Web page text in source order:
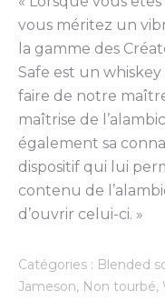
vous méritez un
la gamme des
Safe est un
faire de notre
maîtrise de
également sa
dispositif qui lui
contenu de
d’ouvrir celui-ci. »
Catégories : Blended
Jameson, Non tourbé,